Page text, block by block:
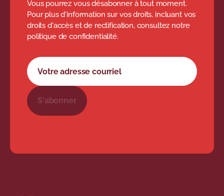
Vous pourrez vous désabonner à tout moment.
Pour plus d'information sur vos droits, incluant vos
droits d'accès et de rectification, consultez notre
politique de confidentialité.
Formulaire d'abonnement à l'infolettre
Votre adresse courriel
S'abonner